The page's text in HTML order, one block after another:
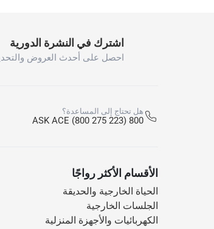
اشترك في النشرة الدورية
احصل على أحدث العروض
هل تحتاج إلى المساعدة؟
800 ASK ACE (800 275 223)
الأقسام الأكثر رواجًا
الحياة الخارجية والحديقة
الجلسات الخارجية
الكهربائيات والأجهزة المنزلية